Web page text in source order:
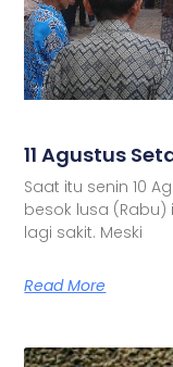
11 Agustus
Saat itu senin 10
besok lusa
lagi sakit. Meski
Read More